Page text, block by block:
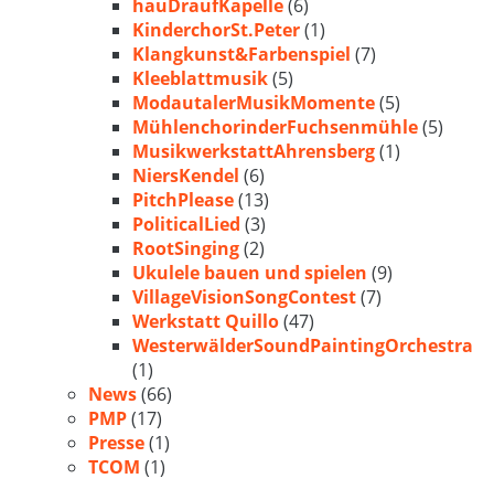
hauDraufKapelle(6)
KinderchorSt.Peter(1)
Klangkunst&Farbenspiel (7)
Kleeblattmusik(5)
ModautalerMusikMomente(5)
MühlenchorinderFuchsenmühle(5)
MusikwerkstattAhrensberg(1)
NiersKendel (6)
PitchPlease(13)
PoliticalLied (3)
RootSinging(2)
Ukulele bauen und spielen (9)
VillageVisionSongContest(7)
Werkstatt Quillo(47)
WesterwälderSoundPaintingOrchestra
(1)
News(66)
PMP(17)
Presse(1)
TCOM (1)